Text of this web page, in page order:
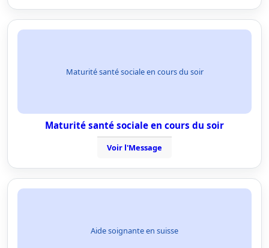
Maturité santé sociale en cours du soir
Maturité santé sociale en cours du soir
Voir l'Message
Aide soignante en suisse